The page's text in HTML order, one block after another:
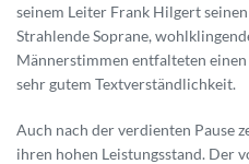
seinem Leiter Frank Hilgert
Strahlende Soprane,
Männerstimmen entfalteten
sehr gutem Textverständlichkeit.
Auch nach der verdienten Pause
ihren hohen Leistungsstand. Der